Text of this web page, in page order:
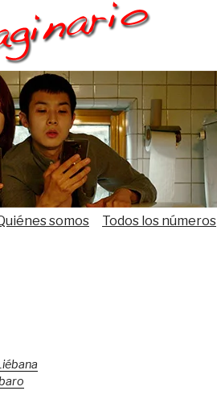
somos Todos los números